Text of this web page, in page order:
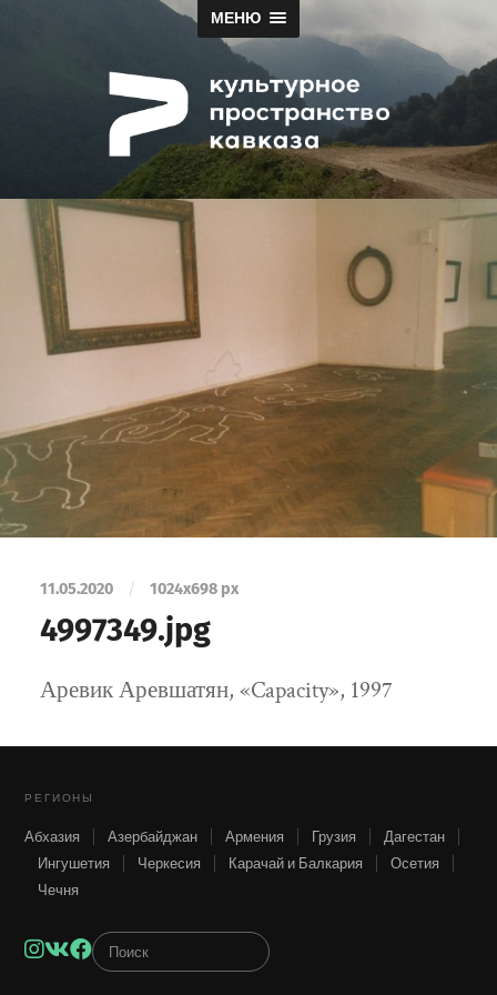
МЕНЮ
11.05.2020 / 1024x698 px
4997349.jpg
Аревик Аревшатян, «Capacity», 1997
РЕГИОНЫ
Абхазия Азербайджан Армения Грузия
Дагестан
Ингушетия
Черкесия Карачай и Балкария
Осетия
Чечня
Instagram
VKFacebook